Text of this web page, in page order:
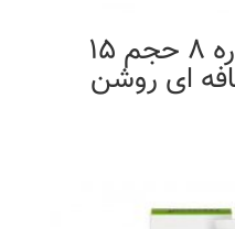
رنگ ابرو مارال شماره 8 حجم 15
ای روشن